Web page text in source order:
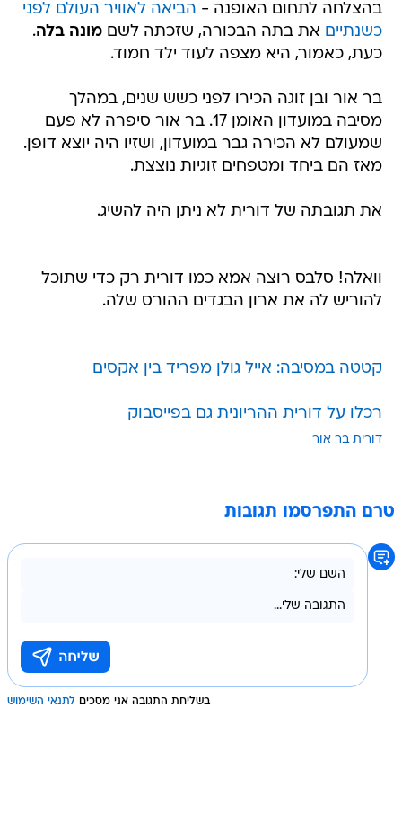
בהצלחה לתחום האופנה - הביאה לאוויר העולם לפני
כשנתיים את בתה הבכורה, שזכתה לשםמונה בלה.
כעת, כאמור, היא מצפה לעוד ילד חמוד.
בר אור ובן זוגה הכירו לפני כשש שנים, במהלך
מסיבה במועדון האומן 17. בר אור סיפרה לא פעם
שמעולם לא הכירה גבר במועדון, ושזיו היה יוצא דופן.
מאז הם ביחד ומטפחים זוגיות נוצצת.
את תגובתה של דורית לא ניתן היה להשיג.
וואלה! סלבס רוצה אמא כמו דורית רק כדי שתוכל
להוריש לה את ארון הבגדים ההורס שלה.
קטטה במסיבה: אייל גולן מפריד בין אקסים
רכלו על דורית ההריונית גם בפייסבוק
דורית בר אור
טרם התפרסמו תגובות
בשליחת התגובה אני מסכים לתנאי השימוש